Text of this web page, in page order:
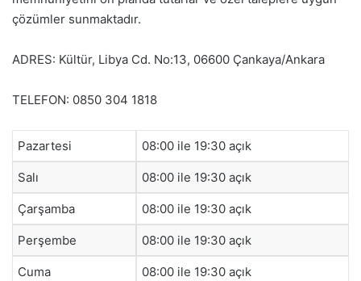
çözümler sunmaktadır.
ADRES: Kültür, Libya Cd. No:13, 06600 Çankaya/Ankara
TELEFON: 0850 304 1818
Pazartesi 08:00 ile 19:30 açık
Salı 08:00 ile 19:30 açık
Çarşamba 08:00 ile 19:30 açık
Perşembe 08:00 ile 19:30 açık
Cuma 08:00 ile 19:30 açık